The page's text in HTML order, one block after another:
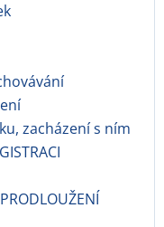
zacházení s ním